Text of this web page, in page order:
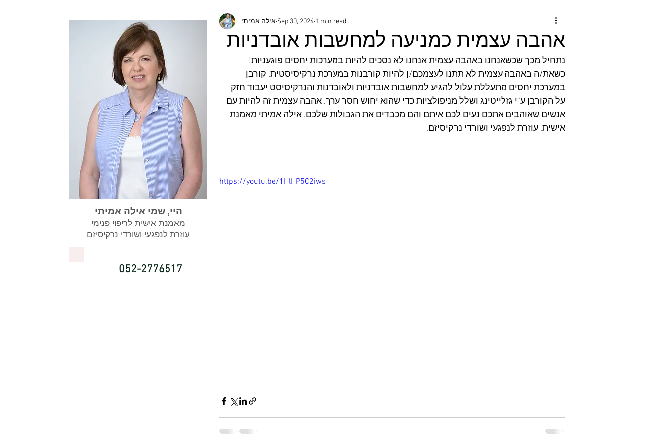
אהבה עצמית כמניעה למחשבות אובדניות
אילה אמיתי Sep 30, 2024 1 min read
נתחיל מכך שכשאנחנו באהבה עצמית אנחנו לא נסכים להיות במערכות יחסים פוגעניות!
כשאת/ה באהבה עצמית לא תתנו לעצמכם/ן להיות קורבנות במערכת נרקיסיסטית. קורבן
במערכת יחסים מתעללת עלול להגיע למחשבות אובדניות ולאובדנות והנרקיסיסט יעבוד חזק
על הקורבן ע"י גזלייטינג ושלל מניפולציות כדי שהוא יחוש חסר ערך. אהבה עצמית זה להיות עם
אנשים שאוהבים אתכם נעים לכם איתם והם מכבדים את הגבולות שלכם. אילה אמיתי מאמנת
אישית, עוזרת לנפגעי ושורדי נרקיסיזם.
https://youtu.be/1HlHP5C2iws
היי, שמי אילה אמיתי
מאמנת אישית לריפוי פנימי
עוזרת לנפגעי ושורדי נרקיסיזם
052-2776517